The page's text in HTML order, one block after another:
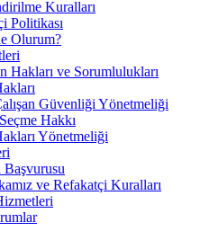
Kuralları
Politikası
Olurum?
Hakları ve Sorumlulukları
Güvenliği Yönetmeliği
Hakkı
Yönetmeliği
Başvurusu
ve Refakatçi Kuralları